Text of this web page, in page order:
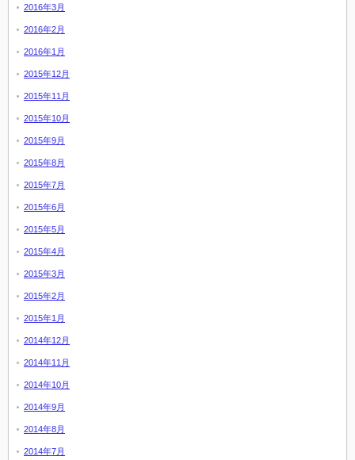
2016年3月
2016年2月
2016年1月
2015年12月
2015年11月
2015年10月
2015年9月
2015年8月
2015年7月
2015年6月
2015年5月
2015年4月
2015年3月
2015年2月
2015年1月
2014年12月
2014年11月
2014年10月
2014年9月
2014年8月
2014年7月